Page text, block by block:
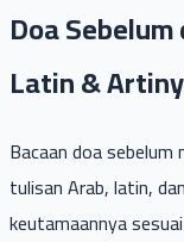
Doa
Latin &
Bacaan doa sebelum
tulisan Arab, latin,
keutamaannya